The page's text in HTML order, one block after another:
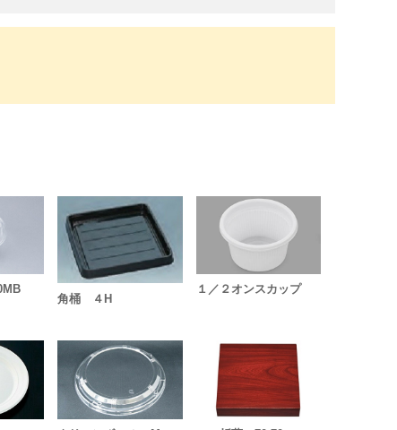
角桶 ４H
１／２オンスカップ